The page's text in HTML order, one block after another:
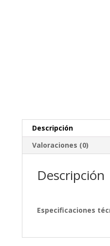
Descripción
Valoraciones (0)
Descripción
Especificaciones